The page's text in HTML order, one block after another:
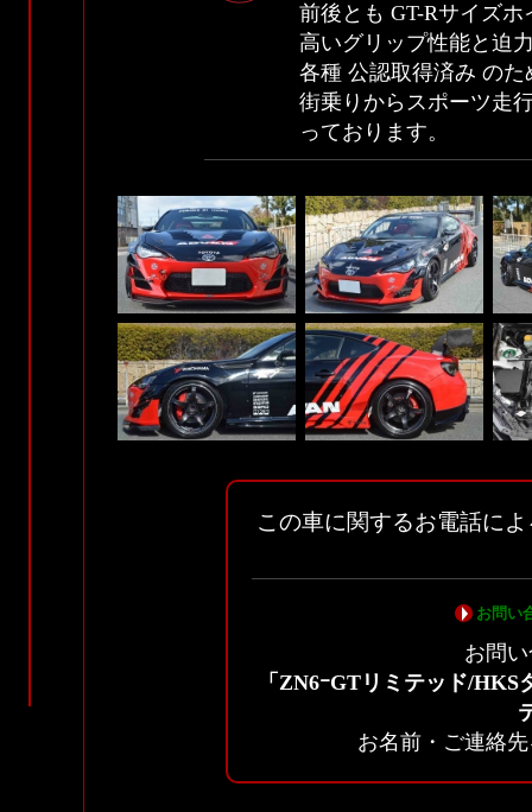
前後とも GT-Rサイズ
高いグリップ性能と迫
各種 公認取得済み のた
街乗りからスポーツ走
っております。
この車に関するお電話に
お問い
お問
「ZN6ｰGTリミテッド/
お名前・ご連絡